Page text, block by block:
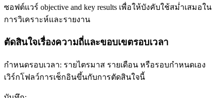
ซอฟต์แวร์ objective and key results เพื่อให้บังคับใช้สม่ำเสมอใน
การวิเคราะห์และรายงาน
ตัดสินใจเรื่องความถี่และขอบเขตรอบเวลา
กำหนดรอบเวลา: รายไตรมาส รายเดือน หรือรอบกำหนดเอง
เวิร์กโฟลว์การเช็กอินขึ้นกับการตัดสินใจนี้